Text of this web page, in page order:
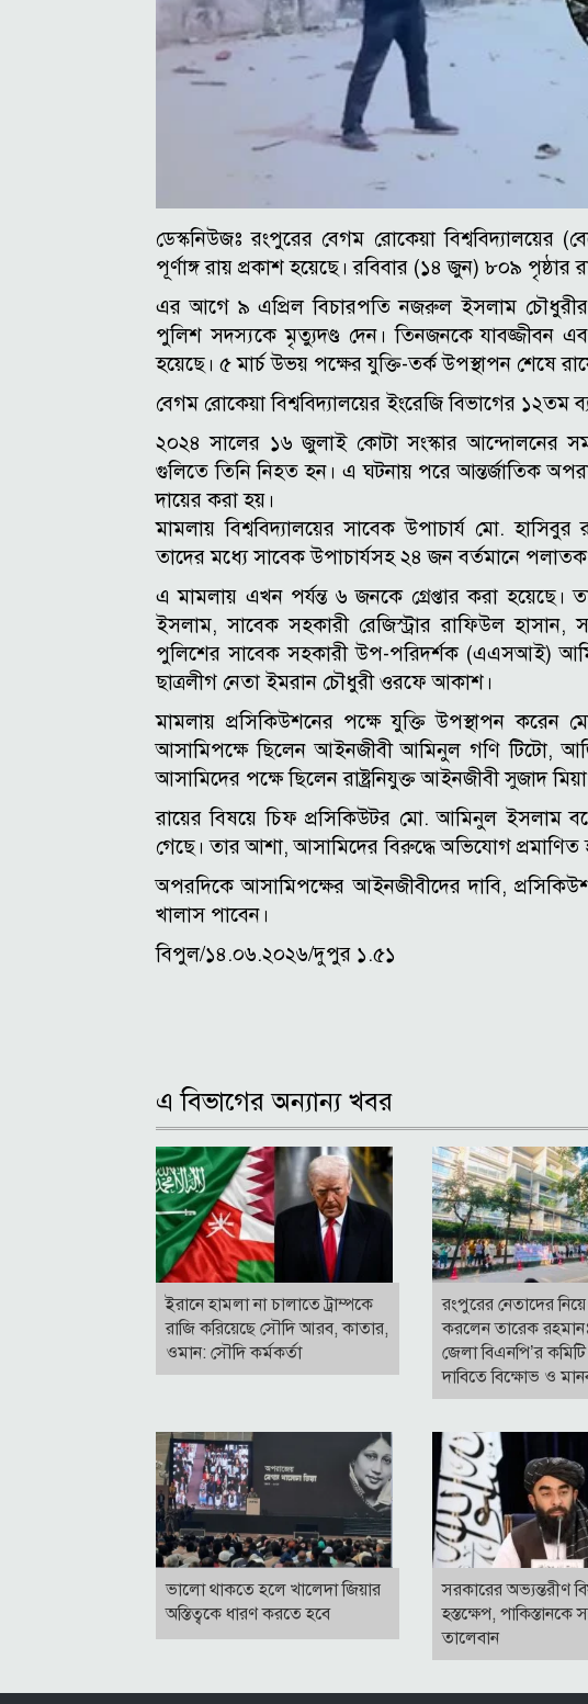
ডেস্কনিউজঃ রংপুরের বেগম রোকেয়া বিশ্ববিদ্যালয়ের
পূর্ণাঙ্গ রায় প্রকাশ হয়েছে। রবিবার (১৪ জুন) ৮০৯ পৃষ্ঠার
এর আগে ৯ এপ্রিল বিচারপতি নজরুল ইসলাম চৌধুরীর
পুলিশ সদস্যকে মৃত্যুদণ্ড দেন। তিনজনকে যাবজ্জীবন
হয়েছে। ৫ মার্চ উভয় পক্ষের যুক্তি-তর্ক উপস্থাপন শেষে
বেগম রোকেয়া বিশ্ববিদ্যালয়ের ইংরেজি বিভাগের ১২তম
২০২৪ সালের ১৬ জুলাই কোটা সংস্কার আন্দোলনের
গুলিতে তিনি নিহত হন। এ ঘটনায় পরে আন্তর্জাতিক
দায়ের করা হয়।
মামলায় বিশ্ববিদ্যালয়ের সাবেক উপাচার্য মো.
তাদের মধ্যে সাবেক উপাচার্যসহ ২৪ জন বর্তমানে
এ মামলায় এখন পর্যন্ত ৬ জনকে গ্রেপ্তার করা হয়েছে।
ইসলাম, সাবেক সহকারী রেজিস্ট্রার রাফিউল হাসান,
পুলিশের সাবেক সহকারী উপ-পরিদর্শক (এএসআই)
ছাত্রলীগ নেতা ইমরান চৌধুরী ওরফে আকাশ।
মামলায় প্রসিকিউশনের পক্ষে যুক্তি উপস্থাপন
আসামিপক্ষে ছিলেন আইনজীবী আমিনুল গণি
আসামিদের পক্ষে ছিলেন রাষ্ট্রনিযুক্ত আইনজীবী সুজাদ
রায়ের বিষয়ে চিফ প্রসিকিউটর মো. আমিনুল ইসলাম
গেছে। তার আশা, আসামিদের বিরুদ্ধে অভিযোগ প্রমাণিত
অপরদিকে আসামিপক্ষের আইনজীবীদের দাবি,
খালাস পাবেন।
বিপুল/১৪.০৬.২০২৬/দুপুর ১.৫১
এ বিভাগের অন্যান্য খবর
ইরানে হামলা না চালাতে ট্রাম্পকে
রাজি করিয়েছে সৌদি আরব, কাতার,
ওমান: সৌদি কর্মকর্তা
রংপুরের নেতাদের
করলেন তারেক
জেলা বিএনপি’র কমিটি
দাবিতে বিক্ষোভ ও
ভালো থাকতে হলে খালেদা জিয়ার
অস্তিত্বকে ধারণ করতে হবে
সরকারের অভ্যন্তরীণ
হস্তক্ষেপ,
তালেবান